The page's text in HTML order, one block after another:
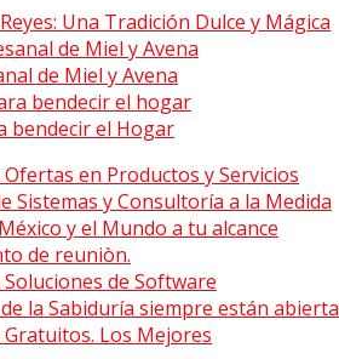
Una Tradición Dulce y Mágica
de Miel y Avena
bendecir el Hogar
en Productos y Servicios
Sistemas y Consultoría a la Medida
y el Mundo a tu alcance
de reuniòn.
de Software
la Sabiduría siempre están
Los Mejores